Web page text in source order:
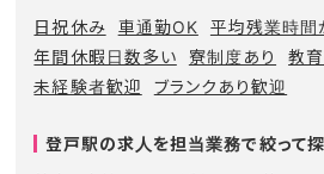
日祝休み
車通勤OK
平均残業時間
年間休暇日数多い
寮制度あり 教
未経験者歓迎
ブランクあり歓迎
登戸駅の求人を担当業務で絞って